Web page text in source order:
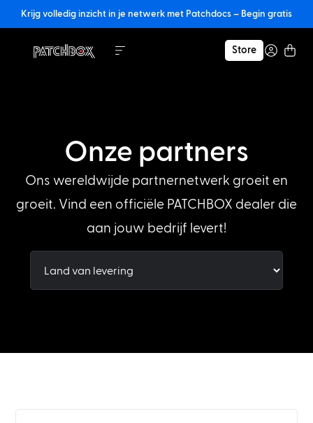
Krijg volledig inzicht in je netwerk met Patchdocs – Begin gratis
Store
Onze partners
Ons wereldwijde partnernetwerk groeit en
groeit. Vind een officiële PATCHBOX dealer die
aan jouw bedrijf levert!